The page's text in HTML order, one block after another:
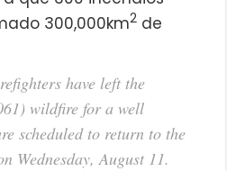
300,000km2 de
have left the
wildfire for a well
scheduled to return to the
Wednesday, August 11.